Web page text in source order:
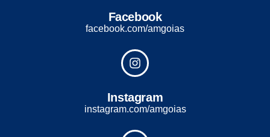
Facebook
facebook.com/amgoias
Instagram
instagram.com/amgoias